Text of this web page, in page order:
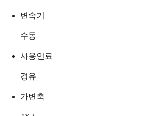
변속기
수동
사용연료
경유
가변축